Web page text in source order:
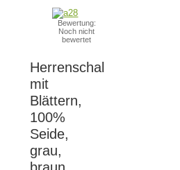
Bewertung:
Noch nicht
bewertet
Herrenschal
mit
Blättern,
100%
Seide,
grau,